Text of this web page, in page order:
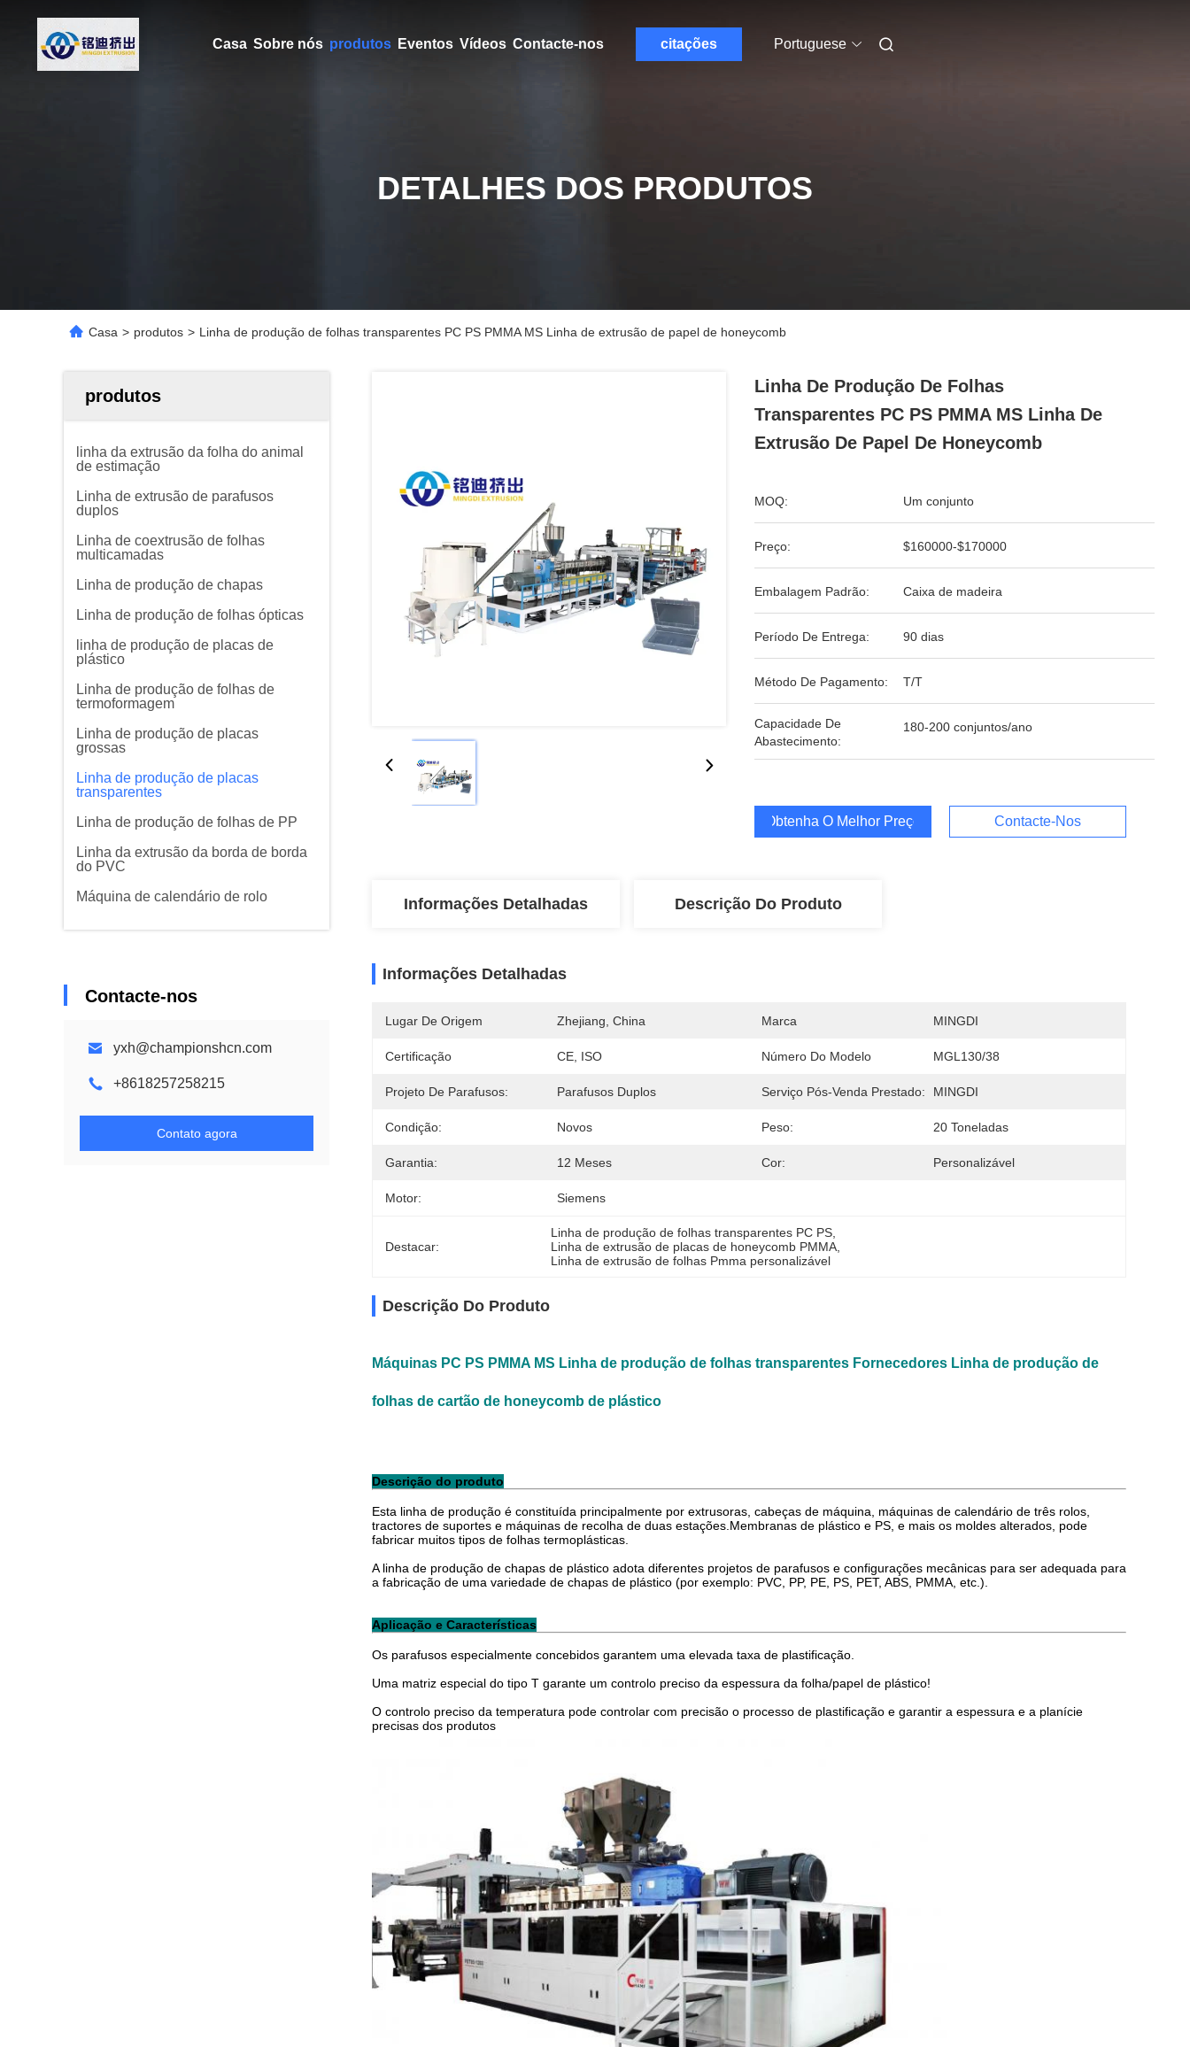
Casa Sobre nós produtos Eventos Vídeos Contacte-nos citações Portuguese
DETALHES DOS PRODUTOS
Casa > produtos > Linha de produção de folhas transparentes PC PS PMMA MS Linha de extrusão de papel de honeycomb
produtos
linha da extrusão da folha do animal
de estimação
Linha de extrusão de parafusos
duplos
Linha de coextrusão de folhas
multicamadas
Linha de produção de chapas
Linha de produção de folhas ópticas
linha de produção de placas de
plástico
Linha de produção de folhas de
termoformagem
Linha de produção de placas
grossas
Linha de produção de placas
transparentes
Linha de produção de folhas de PP
Linha da extrusão da borda de borda
do PVC
Máquina de calendário de rolo
Contacte-nos
yxh@championshcn.com
+8618257258215
Contato agora
Linha De Produção De Folhas
Transparentes PC PS PMMA MS Linha De
Extrusão De Papel De Honeycomb
MOQ: Um conjunto
Preço: $160000-$170000
Embalagem Padrão: Caixa de madeira
Período De Entrega: 90 dias
Método De Pagamento: T/T
Capacidade De
Abastecimento:
180-200 conjuntos/ano
Obtenha O Melhor Preço Contacte-Nos
Informações Detalhadas Descrição Do Produto
Informações Detalhadas
Lugar De Origem Zhejiang, China Marca MINGDI
Certificação CE, ISO Número Do Modelo MGL130/38
Projeto De Parafusos: Parafusos Duplos Serviço Pós-Venda Prestado: MINGDI
Condição: Novos Peso: 20 Toneladas
Garantia: 12 Meses Cor: Personalizável
Motor: Siemens
Destacar:
Linha de produção de folhas transparentes PC PS
Linha de extrusão de placas de honeycomb PMMA
Linha de extrusão de folhas Pmma personalizável
Descrição Do Produto
Máquinas PC PS PMMA MS Linha de produção de folhas transparentes Fornecedores Linha de produção de
folhas de cartão de honeycomb de plástico
Descrição do produto
Esta linha de produção é constituída principalmente por extrusoras, cabeças de máquina, máquinas de calendário de três rolos,
tractores de suportes e máquinas de recolha de duas estações.Membranas de plástico e PS, e mais os moldes alterados, pode
fabricar muitos tipos de folhas termoplásticas.
A linha de produção de chapas de plástico adota diferentes projetos de parafusos e configurações mecânicas para ser adequada para
a fabricação de uma variedade de chapas de plástico (por exemplo: PVC, PP, PE, PS, PET, ABS, PMMA, etc.).
Aplicação e Características
Os parafusos especialmente concebidos garantem uma elevada taxa de plastificação.
Uma matriz especial do tipo T garante um controlo preciso da espessura da folha/papel de plástico!
O controlo preciso da temperatura pode controlar com precisão o processo de plastificação e garantir a espessura e a planície
precisas dos produtos